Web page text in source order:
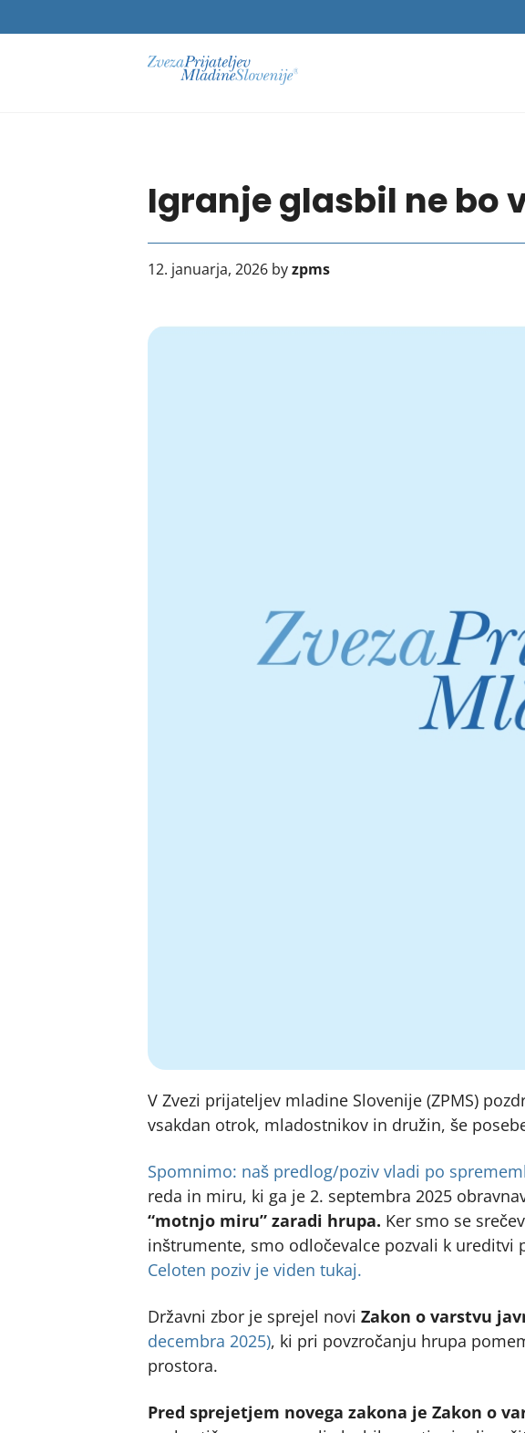
Igranje glasbil ne bo
12. januarja, 2026 byzpms
V Zvezi prijateljev mladine Slovenije (ZPMS)
vsakdan otrok, mladostnikov in družin, še
Spomnimo: naš predlog/poziv vladi po
reda in miru, ki ga je 2. septembra 2025
“motnjo miru” zaradi hrupa. Ker smo se
inštrumente, smo odločevalce pozvali k
Celoten poziv je viden tukaj.
Državni zbor je sprejel novi Zakon o varstvu
decembra 2025), ki pri povzročanju hrupa
prostora.
Pred sprejetjem novega zakona je Zakon o